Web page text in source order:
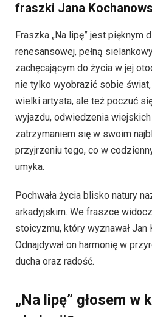
fraszki Jana
Fraszka „Na lipę” jest pięknym
renesansowej, pełną
zachęcającym do życia w jej
nie tylko wyobrazić sobie świat,
wielki artysta, ale też poczuć
wyjazdu, odwiedzenia
zatrzymaniem się w swoim
przyjrzeniu tego, co w
umyka.
Pochwała życia blisko natury
ar­ka­dyj­skim. We fraszce
stoicyzmu, który wyznawał Jan
Odnajdywał on harmonię w
ducha oraz radość.
„Na lipę” głosem w